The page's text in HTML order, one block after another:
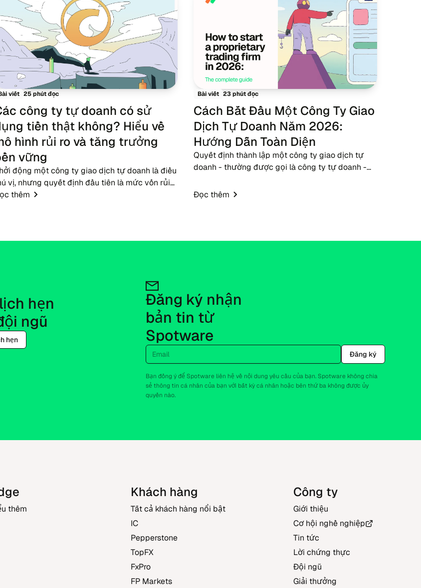
viết 25 phút đọc
công ty tự doanh có sử
tiền thật không? Hiểu về
hình rủi ro và tăng trưởng
vững
động một công ty giao dịch tự doanh là điều
vị, nhưng quyết định đầu tiên là mức vốn rủi
Trên thực tế, các công ty không giao ngay các
thêm
Bài viết 23 phút đọc
Cách Bắt Đầu Một Công Ty Giao
Dịch Tự Doanh Năm 2026:
Hướng Dẫn Toàn Diện
Quyết định thành lập một công ty giao dịch tự
doanh - thường được gọi là công ty tự doanh -
các doanh nhân fintech, nhà môi giới và nhà giáo
Đọc thêm
hẹn
ngũ
hẹn
Đăng ký nhận
bản tin từ
Spotware
Email
Đăng ký
Bạn đồng ý để Spotware liên hệ về nội dung yêu cầu của bạn. Spotware không chia
sẻ thông tin cá nhân của bạn với bất kỳ cá nhân hoặc bên thứ ba không được ủy
quyền nào.
thêm
Khách hàng
Tất cả khách hàng nổi bật
IC
Pepperstone
TopFX
FxPro
FP Markets
Công ty
Giới thiệu
Cơ hội nghề nghiệp
Tin tức
Lời chứng thực
Đội ngũ
Giải thưởng